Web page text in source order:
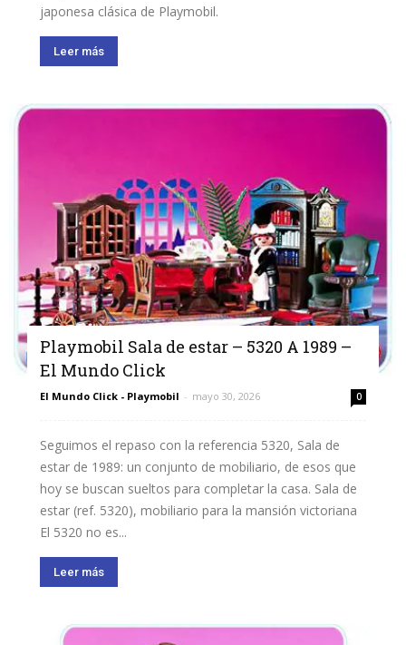
japonesa clásica de Playmobil.
Leer más
Playmobil Sala de estar – 5320 A 1989 –
El Mundo Click
El Mundo Click - Playmobil - mayo 30, 2026 0
Seguimos el repaso con la referencia 5320, Sala de
estar de 1989: un conjunto de mobiliario, de esos que
hoy se buscan sueltos para completar la casa. Sala de
estar (ref. 5320), mobiliario para la mansión victoriana
El 5320 no es...
Leer más